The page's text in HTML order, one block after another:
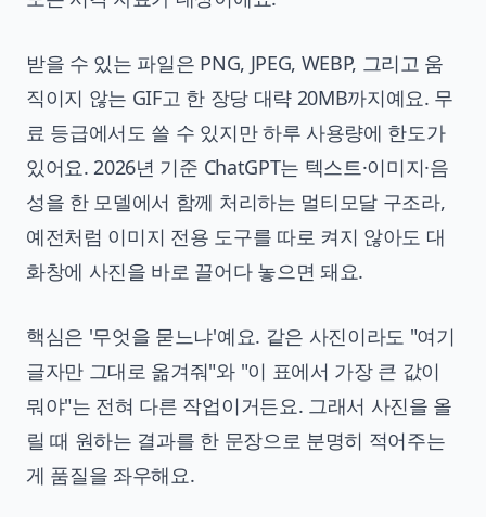
받을 수 있는 파일은 PNG, JPEG, WEBP, 그리고 움
직이지 않는 GIF고 한 장당 대략 20MB까지예요. 무
료 등급에서도 쓸 수 있지만 하루 사용량에 한도가
있어요. 2026년 기준 ChatGPT는 텍스트·이미지·음
성을 한 모델에서 함께 처리하는 멀티모달 구조라,
예전처럼 이미지 전용 도구를 따로 켜지 않아도 대
화창에 사진을 바로 끌어다 놓으면 돼요.
핵심은 '무엇을 묻느냐'예요. 같은 사진이라도 "여기
글자만 그대로 옮겨줘"와 "이 표에서 가장 큰 값이
뭐야"는 전혀 다른 작업이거든요. 그래서 사진을 올
릴 때 원하는 결과를 한 문장으로 분명히 적어주는
게 품질을 좌우해요.